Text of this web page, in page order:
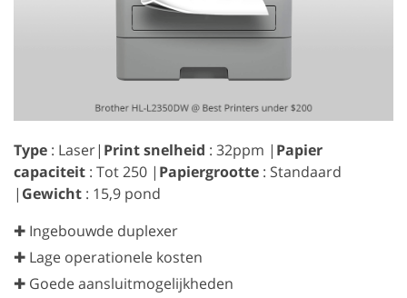
Type : Laser| Print snelheid : 32ppm | Papier
capaciteit : Tot 250 | Papiergrootte : Standaard
| Gewicht : 15,9 pond
✚ Ingebouwde duplexer
✚ Lage operationele kosten
✚ Goede aansluitmogelijkheden